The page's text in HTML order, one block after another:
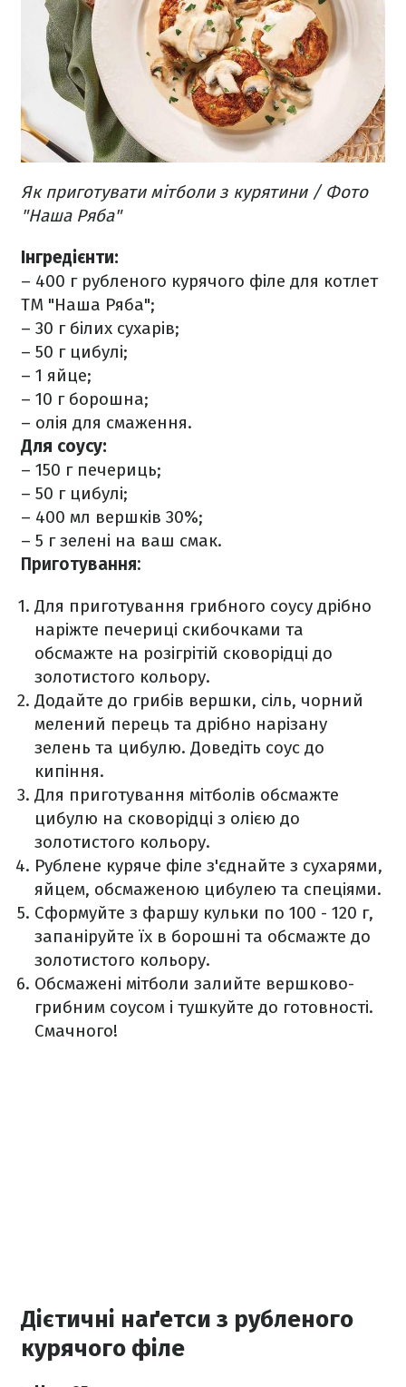
Як приготувати мітболи з курятини / Фото
"Наша Ряба"
Інгредієнти:
– 400 г рубленого курячого філе для котлет
ТМ "Наша Ряба";
– 30 г білих сухарів;
– 50 г цибулі;
– 1 яйце;
– 10 г борошна;
– олія для смаження.
Для соусу:
– 150 г печериць;
– 50 г цибулі;
– 400 мл вершків 30%;
– 5 г зелені на ваш смак.
Приготування:
Для приготування грибного соусу дрібно
наріжте печериці скибочками та
обсмажте на розігрітій сковорідці до
золотистого кольору.
Додайте до грибів вершки, сіль, чорний
мелений перець та дрібно нарізану
зелень та цибулю. Доведіть соус до
кипіння.
Для приготування мітболів обсмажте
цибулю на сковорідці з олією до
золотистого кольору.
Рублене куряче філе з'єднайте з сухарями,
яйцем, обсмаженою цибулею та спеціями.
Сформуйте з фаршу кульки по 100 - 120 г,
запаніруйте їх в борошні та обсмажте до
золотистого кольору.
Обсмажені мітболи залийте вершково-
грибним соусом і тушкуйте до готовності.
Смачного!
Дієтичні наґетси з рубленого
курячого філе